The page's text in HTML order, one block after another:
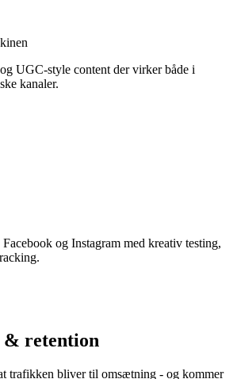
UGC-style content der virker både i
kanaler.
og Instagram med kreativ testing,
retention
trafikken bliver til omsætning - og kommer